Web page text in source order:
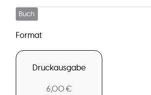
Buch
Format
Druckausgabe
6,00 €